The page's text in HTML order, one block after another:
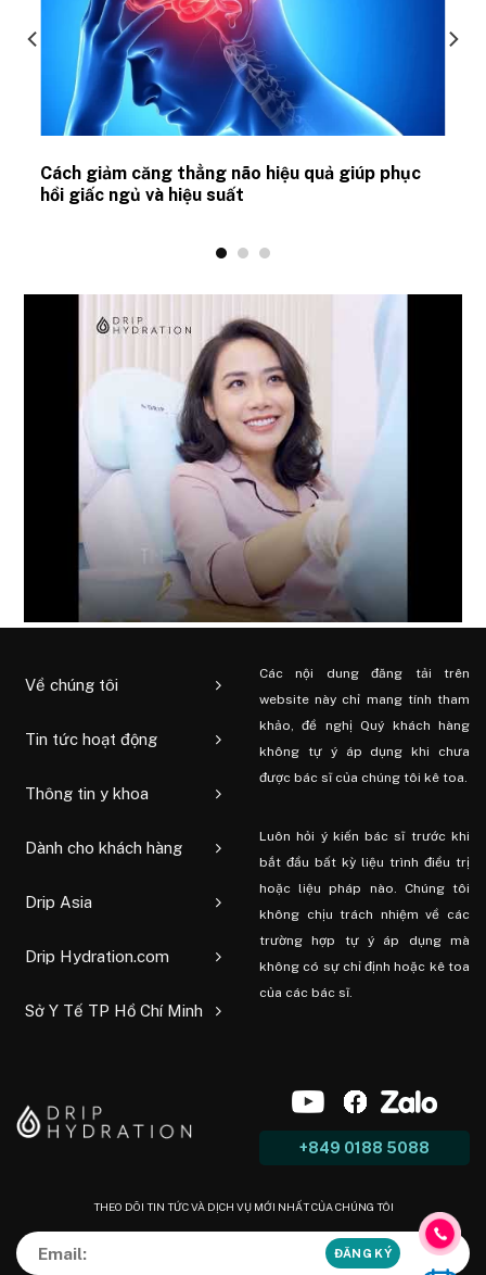
Cách giảm căng thẳng não hiệu quả giúp phục
hồi giấc ngủ và hiệu suất
Về chúng tôi
Tin tức hoạt động
Thông tin y khoa
Dành cho khách hàng
Drip Asia
Drip Hydration.com
Sở Y Tế TP Hồ Chí Minh
Các nội dung đăng tải trên
website này chỉ mang tính tham
khảo, đề nghị Quý khách hàng
không tự ý áp dụng khi chưa
được bác sĩ của chúng tôi kê toa.
Luôn hỏi ý kiến ​​bác sĩ trước khi
bắt đầu bất kỳ liệu trình điều trị
hoặc liệu pháp nào. Chúng tôi
không chịu trách nhiệm về các
trường hợp tự ý áp dụng mà
không có sự chỉ định hoặc kê toa
của các bác sĩ.
+849 0188 5088
THEO DÕI TIN TỨC VÀ DỊCH VỤ MỚI NHẤT CỦA CHÚNG TÔI